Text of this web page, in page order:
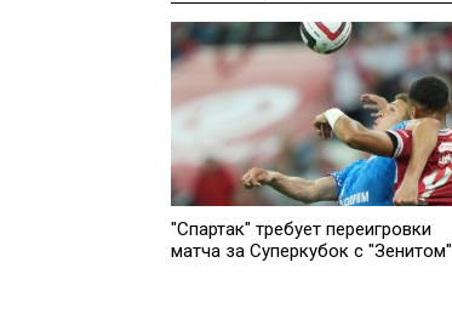
"Спартак" требует переигровки
матча за Суперкубок с "Зенитом"